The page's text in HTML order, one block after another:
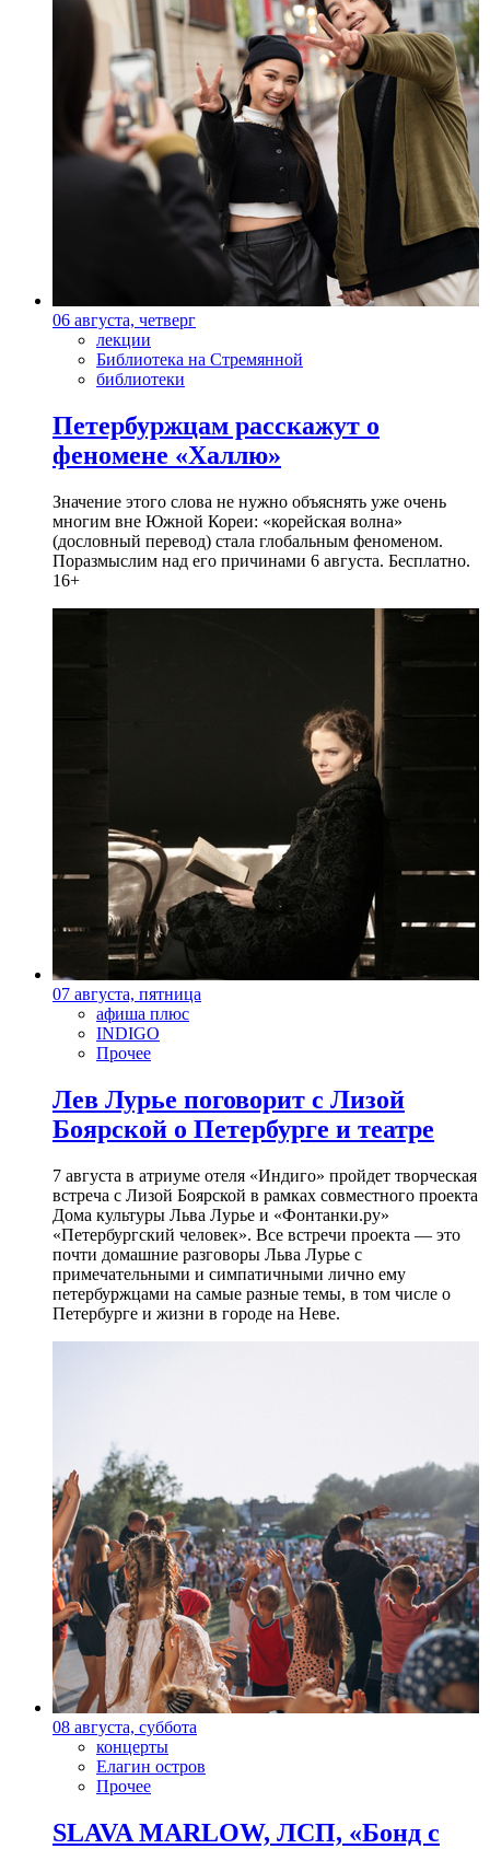
06 августа, четверг
лекции
Библиотека на Стремянной
библиотеки
Петербуржцам расскажут о
феномене «Халлю»
Значение этого слова не нужно объяснять уже очень
многим вне Южной Кореи: «корейская волна»
(дословный перевод) стала глобальным феноменом.
Поразмыслим над его причинами 6 августа. Бесплатно.
16+
07 августа, пятница
афиша плюс
INDIGO
Прочее
Лев Лурье поговорит с Лизой
Боярской о Петербурге и театре
7 августа в атриуме отеля «Индиго» пройдет творческая
встреча с Лизой Боярской в рамках совместного проекта
Дома культуры Льва Лурье и «Фонтанки.ру»
«Петербургский человек». Все встречи проекта — это
почти домашние разговоры Льва Лурье с
примечательными и симпатичными лично ему
петербуржцами на самые разные темы, в том числе о
Петербурге и жизни в городе на Неве.
08 августа, суббота
концерты
Елагин остров
Прочее
SLAVA MARLOW, ЛСП, «Бонд с